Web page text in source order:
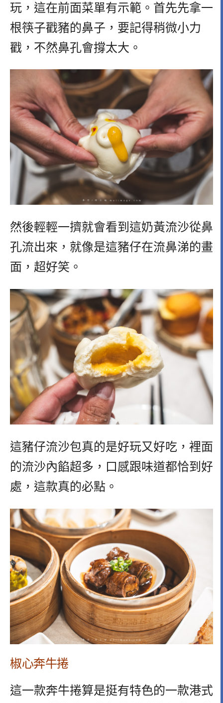
玩，這在前面菜單有示範。首先先拿一
根筷子戳豬的鼻子，要記得稍微小力
戳，不然鼻孔會撐太大。
然後輕輕一擠就會看到這奶黃流沙從鼻
孔流出來，就像是這豬仔在流鼻涕的畫
面，超好笑。
這豬仔流沙包真的是好玩又好吃，裡面
的流沙內餡超多，口感跟味道都恰到好
處，這款真的必點。
椒心奔牛捲
這一款奔牛捲算是挺有特色的一款港式